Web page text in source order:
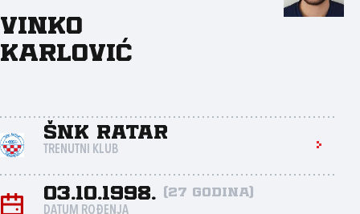
Vinko
Karlović
ŠNK Ratar
TRENUTNI KLUB
03.10.1998. (27 godina)
DATUM ROĐENJA